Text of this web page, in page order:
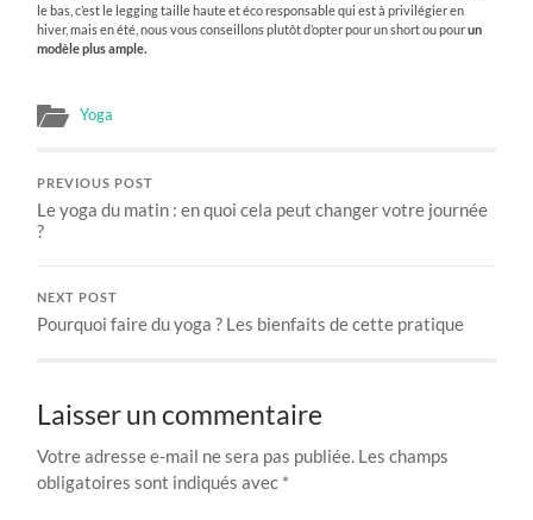
le bas, c’est le legging taille haute et éco responsable qui est à privilégier en
hiver, mais en été, nous vous conseillons plutôt d’opter pour un short ou pourun
modèle plus ample.
Yoga
PREVIOUS POST
Le yoga du matin : en quoi cela peut changer votre journée
?
NEXT POST
Pourquoi faire du yoga ? Les bienfaits de cette pratique
Laisser un commentaire
Votre adresse e-mail ne sera pas publiée. Les champs
obligatoires sont indiqués avec *